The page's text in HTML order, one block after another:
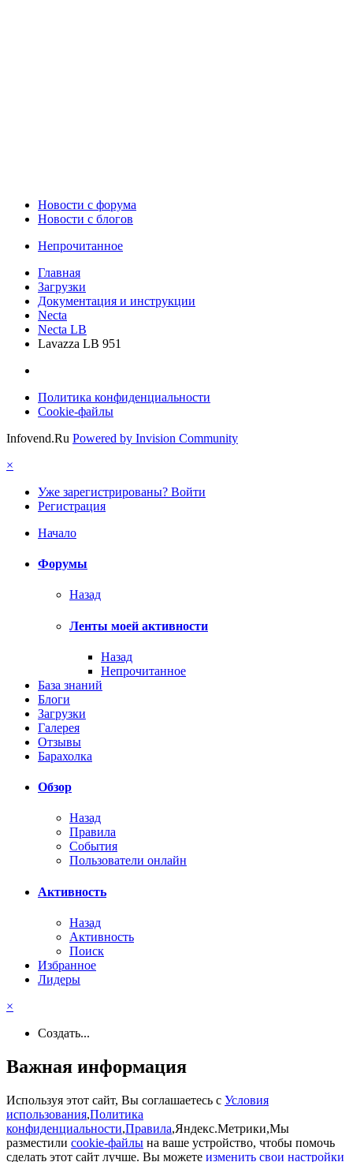
Новости c форума
Новости с блогов
Непрочитанное
Главная
Загрузки
Документация и инструкции
Necta
Necta LB
Lavazza LB 951
Политика конфиденциальности
Cookie-файлы
Infovend.Ru Powered by Invision Community
×
Уже зарегистрированы? Войти
Регистрация
Начало
Форумы
Назад
Ленты моей активности
Назад
Непрочитанное
База знаний
Блоги
Загрузки
Галерея
Отзывы
Барахолка
Обзор
Назад
Правила
События
Пользователи онлайн
Активность
Назад
Активность
Поиск
Избранное
Лидеры
×
Создать...
Важная информация
Используя этот сайт, Вы соглашаетесь с Условия
использования,Политика
конфиденциальности,Правила,Яндекс.Метрики,Мы
разместили cookie-файлы на ваше устройство, чтобы помочь
сделать этот сайт лучше. Вы можете изменить свои настройки